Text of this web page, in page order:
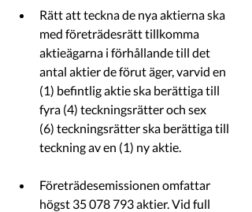
Rätt att teckna de nya aktierna ska
med företrädesrätt tillkomma
aktieägarna i förhållande till det
antal aktier de förut äger, varvid en
(1) befintlig aktie ska berättiga till
fyra (4) teckningsrätter och sex
(6) teckningsrätter ska berättiga till
teckning av en (1) ny aktie.
Företrädesemissionen omfattar
högst 35 078 793 aktier. Vid full